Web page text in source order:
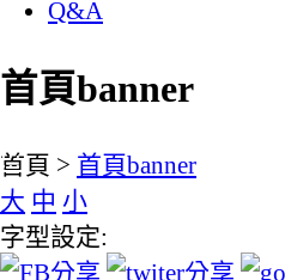
Q&A
首頁banner
:::
首頁 > 首頁banner
大 中 小
字型設定: